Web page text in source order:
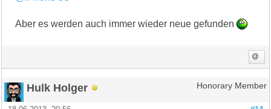
Aber es werden auch immer wieder neue gefunden
Hulk Holger Honorary Member